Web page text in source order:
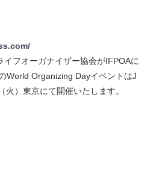
イフオーガナイザー協会がIFPOAに
World Organizing DayイベントはJ
火）東京にて開催いたします。